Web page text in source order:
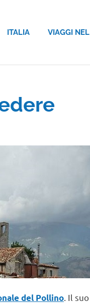
ITALIA VIAGGI
del Pollino. Il